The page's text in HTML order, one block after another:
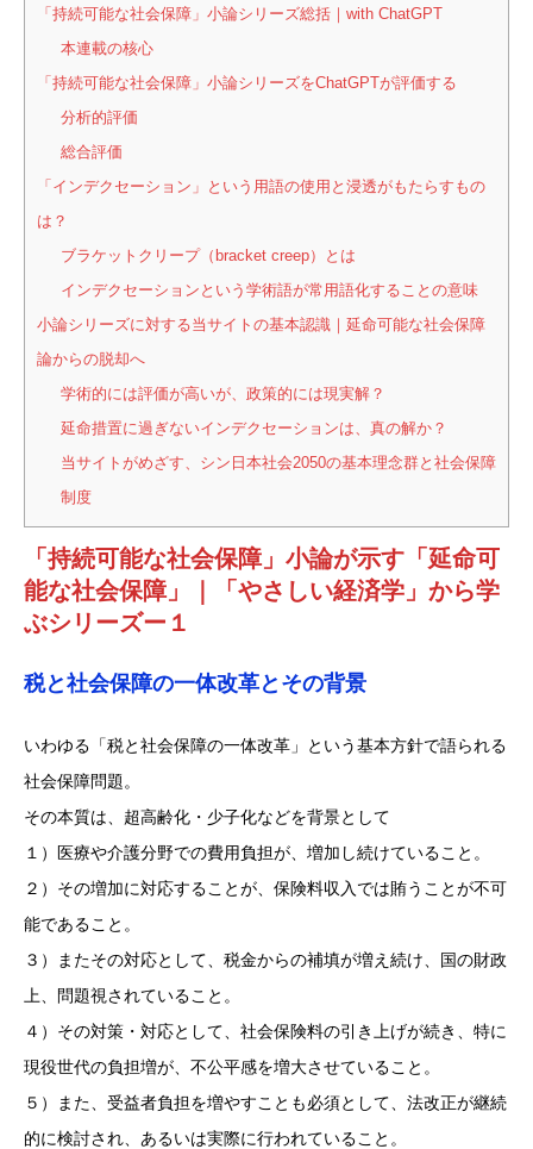
「持続可能な社会保障」小論シリーズ総括｜with ChatGPT
本連載の核心
「持続可能な社会保障」小論シリーズをChatGPTが評価する
分析的評価
総合評価
「インデクセーション」という用語の使用と浸透がもたらすもの
は？
ブラケットクリープ（bracket creep）とは
インデクセーションという学術語が常用語化することの意味
小論シリーズに対する当サイトの基本認識｜延命可能な社会保障
論からの脱却へ
学術的には評価が高いが、政策的には現実解？
延命措置に過ぎないインデクセーションは、真の解か？
当サイトがめざす、シン日本社会2050の基本理念群と社会保障
制度
「持続可能な社会保障」小論が示す「延命可
能な社会保障」｜「やさしい経済学」から学
ぶシリーズー１
税と社会保障の一体改革とその背景
いわゆる「税と社会保障の一体改革」という基本方針で語られる
社会保障問題。
その本質は、超高齢化・少子化などを背景として
１）医療や介護分野での費用負担が、増加し続けていること。
２）その増加に対応することが、保険料収入では賄うことが不可
能であること。
３）またその対応として、税金からの補填が増え続け、国の財政
上、問題視されていること。
４）その対策・対応として、社会保険料の引き上げが続き、特に
現役世代の負担増が、不公平感を増大させていること。
５）また、受益者負担を増やすことも必須として、法改正が継続
的に検討され、あるいは実際に行われていること。